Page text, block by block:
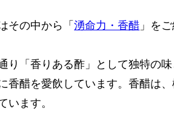
その中から「湧命力・香醋 」を
り「香りある酢」として独特の
香醋を愛飲しています。香醋は
います。